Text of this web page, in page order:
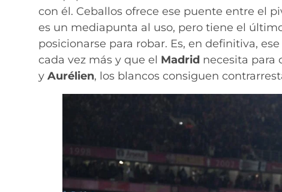
con él. Ceballos ofrece ese puente entre el
es un mediapunta al uso, pero tiene el
posicionarse para robar. Es, en definitiva,
cada vez más y que el Madrid necesita para
y Aurélien, los blancos consiguen